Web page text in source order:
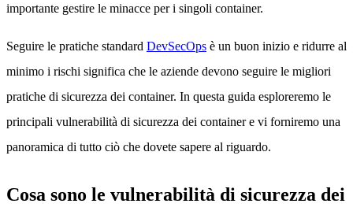
importante gestire le minacce per i singoli container.
Seguire le pratiche standard DevSecOps è un buon inizio e ridurre al
minimo i rischi significa che le aziende devono seguire le migliori
pratiche di sicurezza dei container. In questa guida esploreremo le
principali vulnerabilità di sicurezza dei container e vi forniremo una
panoramica di tutto ciò che dovete sapere al riguardo.
Cosa sono le vulnerabilità di sicurezza dei